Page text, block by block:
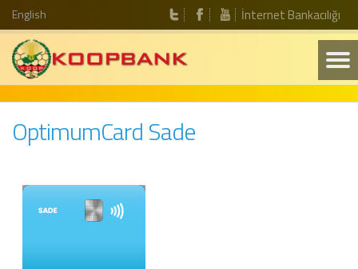
English İnternet Bankacılığı
OptimumCard Sade